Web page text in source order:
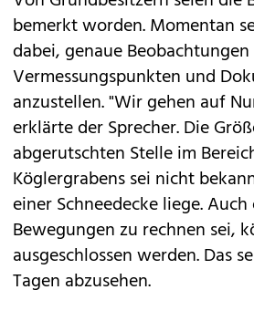
bemerkt worden. Momentan
dabei, genaue
Vermessungspunkten und
anzustellen. "Wir gehen auf
erklärte der Sprecher. Die
abgerutschten Stelle im
Köglergrabens sei nicht
einer Schneedecke liege.
Bewegungen zu rechnen sei,
ausgeschlossen werden. Das
Tagen abzusehen.